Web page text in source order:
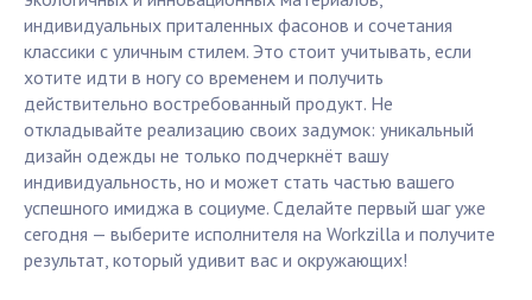
индивидуальных приталенных фасонов и сочетания
классики с уличным стилем. Это стоит учитывать, если
хотите идти в ногу со временем и получить
действительно востребованный продукт. Не
откладывайте реализацию своих задумок: уникальный
дизайн одежды не только подчеркнёт вашу
индивидуальность, но и может стать частью вашего
успешного имиджа в социуме. Сделайте первый шаг уже
сегодня — выберите исполнителя на Workzilla и получите
результат, который удивит вас и окружающих!